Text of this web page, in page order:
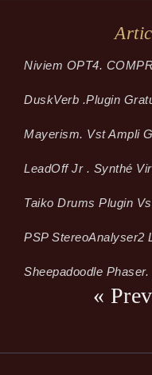
Niviem OPT4.
Dusk­Verb .plugin
Mayerism. Vst Ampli
LeadOff Jr . Synthé
Taiko Drums Plugin
PSP StereoAnalyser2
Sheepadoodle
«